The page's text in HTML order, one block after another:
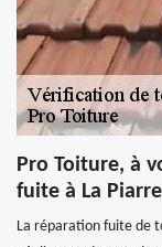
Pro Toiture, à
fuite à La Piarre
La réparation fuite de